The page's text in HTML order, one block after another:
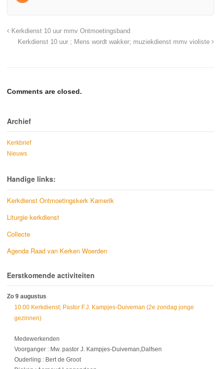
Kerkdienst 10 uur mmv Ontmoetingsband
Kerkdienst 10 uur ; Mens wordt wakker; muziekdienst mmv violiste
Comments are closed.
Archief
Kerkbrief
Nieuws
Handige links:
Kerkdienst Ontmoetingskerk Kamerik
Liturgie kerkdienst
Collecte
Agenda Raad van Kerken Woerden
Eerstkomende activiteiten
Zo 9 augustus
10:00 Kerkdienst; Pastor F.J. Kampjes-Duiveman (2e zondag jonge
gezinnen)
Medewerkenden
Voorganger : Mw. pastor J. Kampjes-Duiveman,Dalfsen
Ouderling : Bert de Groot